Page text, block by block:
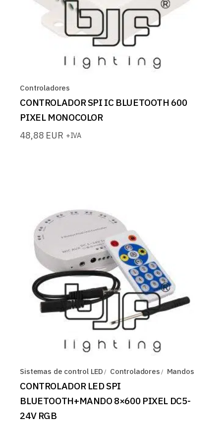
Controladores
CONTROLADOR SPI IC BLUETOOTH 600
PIXEL MONOCOLOR
48,88 EUR +IVA
Sistemas de control LED Controladores Mandos
CONTROLADOR LED SPI
BLUETOOTH+MANDO 8×600 PIXEL DC5-
24V RGB